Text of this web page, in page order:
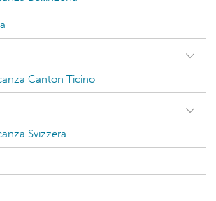
Canton Ticino
Svizzera